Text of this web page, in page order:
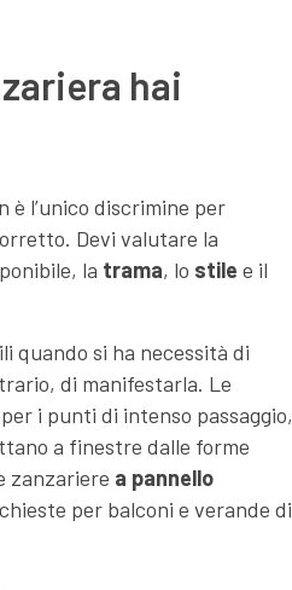
hai
è l’unico discrimine per
Devi valutare la
la trama, lo stile e il
quando si ha necessità di
di manifestarla. Le
i punti di intenso passaggio,
a finestre dalle forme
zanzariere a pannello
per balconi e verande di